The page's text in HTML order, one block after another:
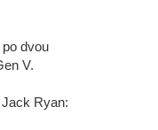
dvou
V.
Ryan: